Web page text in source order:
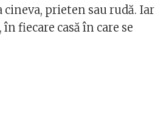
cineva, prieten sau rudă. Iar
fiecare casă în care se